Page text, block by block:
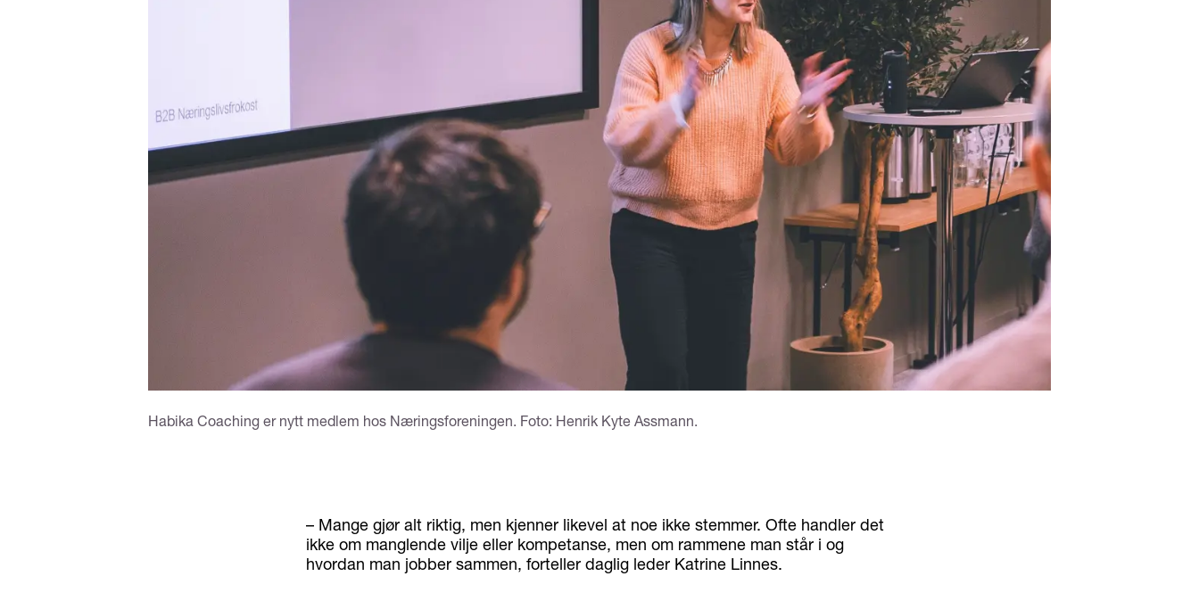
Habika Coaching er nytt medlem hos Næringsforeningen. Foto: Henrik Kyte Assmann.
– Mange gjør alt riktig, men kjenner likevel at noe ikke stemmer. Ofte handler det
ikke om manglende vilje eller kompetanse, men om rammene man står i og
hvordan man jobber sammen, forteller daglig leder Katrine Linnes.